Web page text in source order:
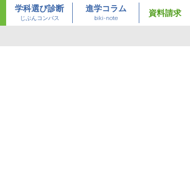
学科選び診断
じぶんコンパス
進学コラム
biki-note
資料請求